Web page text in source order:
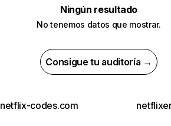
Ningún resultado
No tenemos datos que mostrar.
Consigue tu auditoría →
netflix-codes.com